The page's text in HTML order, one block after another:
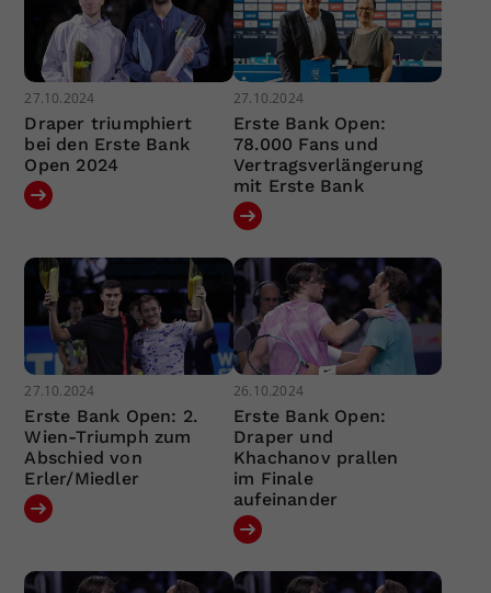
27.10.2024
Draper triumphiert
bei den Erste Bank
Open 2024
27.10.2024
Erste Bank Open:
78.000 Fans und
Vertragsverlängerung
mit Erste Bank
27.10.2024
Erste Bank Open: 2.
Wien-Triumph zum
Abschied von
Erler/Miedler
26.10.2024
Erste Bank Open:
Draper und
Khachanov prallen
im Finale
aufeinander